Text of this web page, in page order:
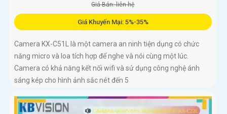
Giá Bán: liên hệ
Giá Khuyến Mại: 5%-35%
Camera KX-C51L là một camera an ninh tiện dụng có chức
năng micro và loa tích hợp để nghe và nói cùng một lúc.
Camera có khả năng kết nối wifi và sử dụng công nghệ ánh
sáng kép cho hình ảnh sắc nét đến 5